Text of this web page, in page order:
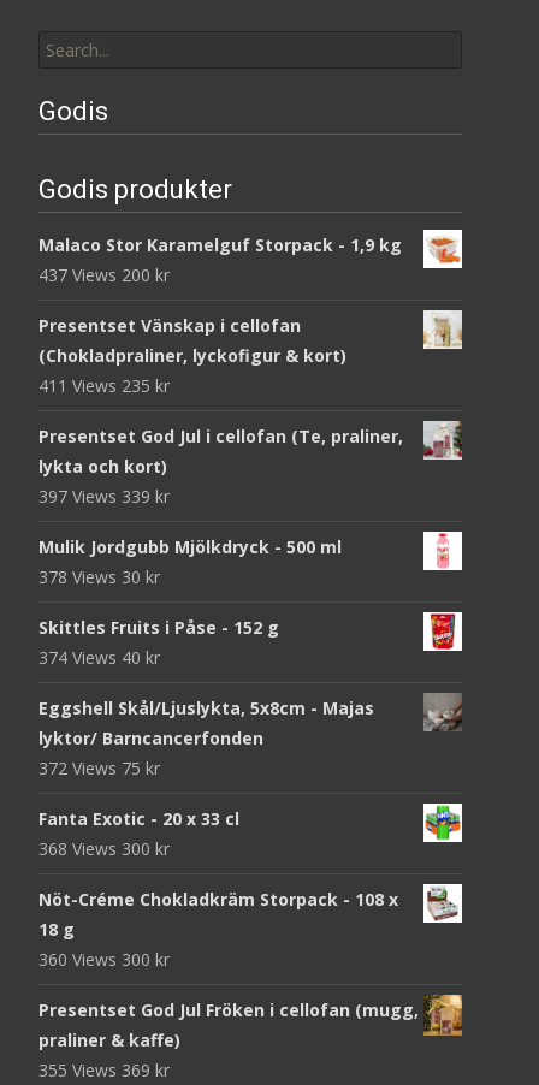
for:
Godis
Godis produkter
Malaco Stor Karamelguf Storpack - 1,9 kg
437 Views 200 kr
Presentset Vänskap i cellofan
(Chokladpraliner, lyckofigur & kort)
411 Views 235 kr
Presentset God Jul i cellofan (Te, praliner,
lykta och kort)
397 Views 339 kr
Mulik Jordgubb Mjölkdryck - 500 ml
378 Views 30 kr
Skittles Fruits i Påse - 152 g
374 Views 40 kr
Eggshell Skål/Ljuslykta, 5x8cm - Majas
lyktor/ Barncancerfonden
372 Views 75 kr
Fanta Exotic - 20 x 33 cl
368 Views 300 kr
Nöt-Créme Chokladkräm Storpack - 108 x
18 g
360 Views 300 kr
Presentset God Jul Fröken i cellofan (mugg,
praliner & kaffe)
355 Views 369 kr